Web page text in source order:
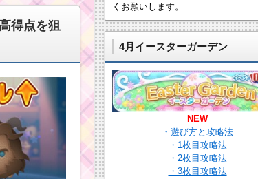
得点を狙
くお願いします。
4月イースターガーデン
NEW
・遊び方と攻略法
・1枚目攻略法
・2枚目攻略法
・3枚目攻略法